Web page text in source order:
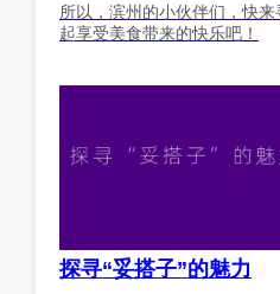
所以，滨州的小伙伴们，快来
起享受美食带来的快乐吧！
探寻“妥搭子”的魅力